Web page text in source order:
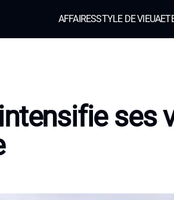
AFFAIRESSTYLE DE VIEUAE
ses